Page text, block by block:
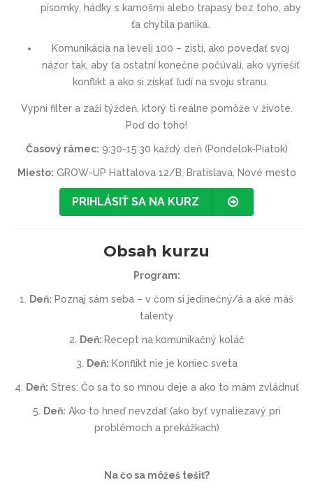
písomky, hádky s kamošmi alebo trapasy bez toho, aby
ťa chytila panika.
Komunikácia na leveli 100 – zisti, ako povedať svoj
názor tak, aby ťa ostatní konečne počúvali, ako vyriešiť
konflikt a ako si získať ľudí na svoju stranu.
Vypni filter a zaži týždeň, ktorý ti reálne pomôže v živote.
Poď do toho!
Časový rámec: 9:30-15:30 každý deň (Pondelok-Piatok)
Miesto: GROW-UP Hattalova 12/B, Bratislava, Nové mesto
PRIHLÁSIŤ SA NA KURZ
Obsah kurzu
Program:
1. Deň: Poznaj sám seba – v čom si jedinečný/á a aké máš
talenty
2. Deň: Recept na komunikačný koláč
3. Deň: Konflikt nie je koniec sveta
4. Deň: Stres: Čo sa to so mnou deje a ako to mám zvládnuť
5. Deň: Ako to hneď nevzdať (ako byť vynaliezavý pri
problémoch a prekážkach)
Na čo sa môžeš tešiť?